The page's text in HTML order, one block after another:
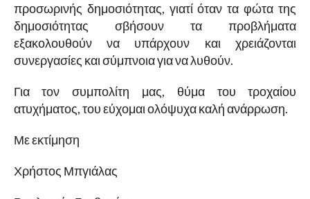
προσωρινής δημοσιότητας, γιατί όταν τα φώτα της
δημοσιότητας σβήσουν τα προβλήματα
εξακολουθούν να υπάρχουν και χρειάζονται
συνεργασίες και σύμπνοια για να λυθούν.
Για τον συμπολίτη μας, θύμα του τροχαίου
ατυχήματος, του εύχομαι ολόψυχα καλή ανάρρωση.
Με εκτίμηση
Χρήστος Μπγιάλας